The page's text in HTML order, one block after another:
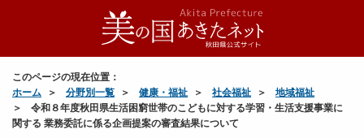
このページの現在位置：
ホーム
分野別一覧 健康・福祉 社会福祉
地域福祉
令和８年度秋田県生活困窮世帯のこどもに対する学習・生活支援事業に
関する 業務委託に係る企画提案の審査結果について